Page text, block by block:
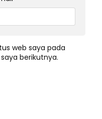
web saya pada
berikutnya.